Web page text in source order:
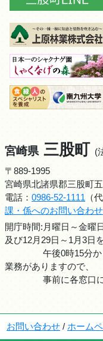
宮崎県 三股町 (
〒889-1995
宮崎県北諸県郡三股町
電話： 0986-52-1111 （
課・係へのお問い合わ
開庁時間:月曜日～金曜
及び12月29日～1月3日
午後0時15分
業務がありますので、
事前に各窓口
お問い合わせ / ホーム